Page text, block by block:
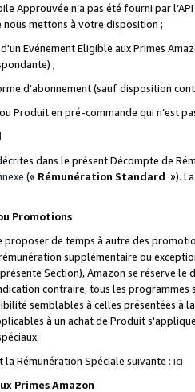
Approuvée n’a pas été fourni par
mettons à votre disposition ;
Evénement Eligible aux Primes
;
d'abonnement (sauf disposition
Produit en pré-commande qui n’est
dans le présent Décompte de
(« Rémunération Standard »).
Promotions
proposer de temps à autre des
supplémentaire ou
Section), Amazon se réserve
contraire, tous les
semblables à celles présentées à
à un achat de Produit
Rémunération Spéciale suivante : ici
Primes Amazon